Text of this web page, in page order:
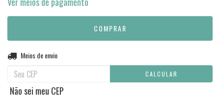
Entregas para o CEP:
Meios de envio
CALCULAR
Não sei meu CEP